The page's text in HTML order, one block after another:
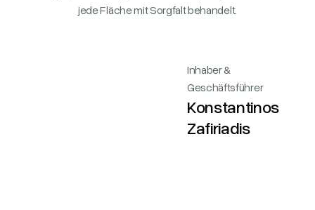
jede Fläche mit Sorgfalt behandelt.
Inhaber &
Geschäftsführer
Konstantinos
Zafiriadis